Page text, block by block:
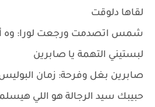
لقاها دلوقت
شمس اتصدمت ورجعت لورا: وه
لبستيني التهمة يا صابرين
صابرين بغل وفرحة: زمان
حبيبك سيد الرجالة هو اللي